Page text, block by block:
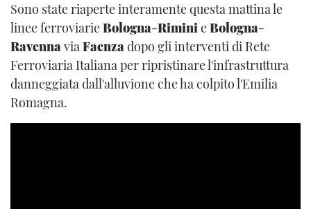
Sono state riaperte interamente questa mattina le
linee ferroviarieBologna-RiminieBologna-
RavennaviaFaenzadopo gli interventi di Rete
Ferroviaria Italiana per ripristinare l'infrastruttura
danneggiata dall'alluvione che ha colpito l'Emilia
Romagna.